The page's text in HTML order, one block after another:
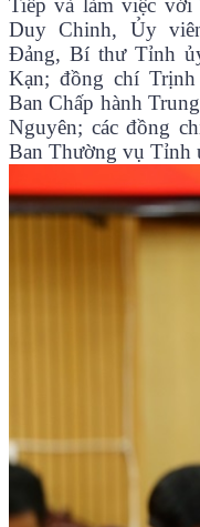
Tiếp và làm việc với
Duy Chinh, Ủy
Đảng, Bí thư Tỉnh
Kạn; đồng chí
Ban Chấp hành
Nguyên; các đồng
Ban Thường vụ Tỉnh